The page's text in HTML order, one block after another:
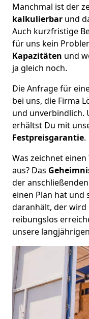
Manchmal ist der
kalkulierbar und
Auch kurzfristige
für uns kein
Kapazitäten und
ja gleich noch.
Die Anfrage für
bei uns, die Firma
und unverbindlich.
erhältst Du mit
Festpreisgarantie.
Was zeichnet
aus? Das
der anschließenden
einen Plan hat und
daranhält, der
reibungslos
unsere